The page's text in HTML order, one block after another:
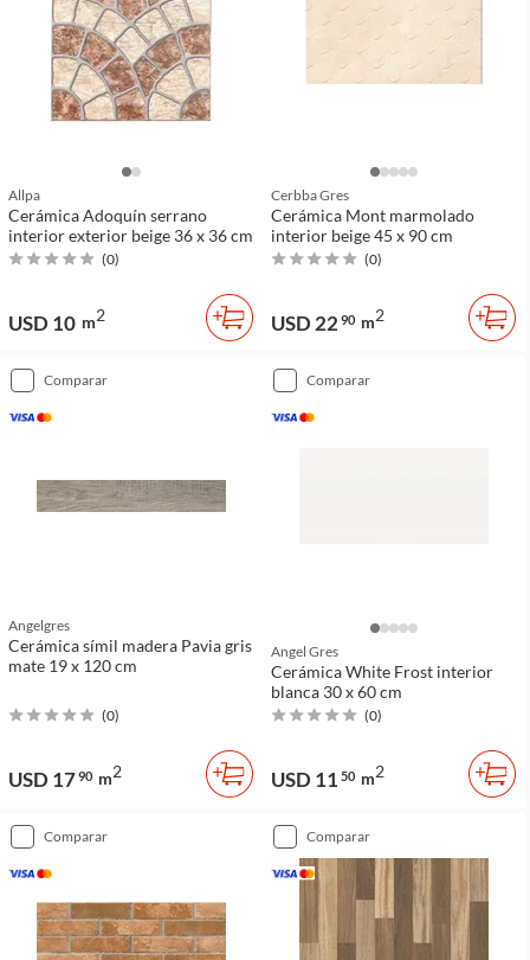
Allpa
Cerámica Adoquín serrano
interior exterior beige 36 x 36 cm
(0)
USD 10 m2
Cerbba Gres
Cerámica Mont marmolado
interior beige 45 x 90 cm
(0)
USD 22 90 m2
comparar
Angelgres
Cerámica símil madera Pavia gris
mate 19 x 120 cm
(0)
USD 1790 m2
comparar
Angel Gres
Cerámica White Frost interior
blanca 30 x 60 cm
(0)
USD 11 50 m2
comparar comparar